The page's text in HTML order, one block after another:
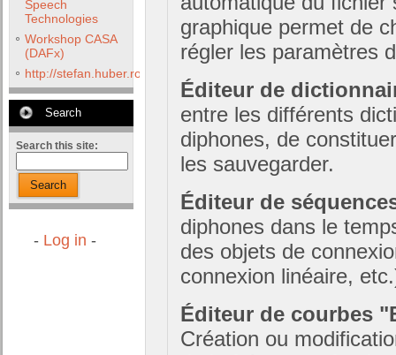
Speech
Technologies
Workshop CASA
(DAFx)
http://stefan.huber.rocks/phd/tests/VoCoX2F/
Search
Search this site:
Search
- Log in -
graphique permet de
régler les paramètres
Éditeur de
entre les différents
diphones, de
les sauvegarder.
Éditeur de
diphones dans le
des objets de
connexion linéaire,
Éditeur de courbes
Création ou